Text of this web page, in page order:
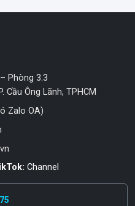
Phòng 3.3
Cầu Ông Lãnh, TPHCM
Zalo OA)
Channel